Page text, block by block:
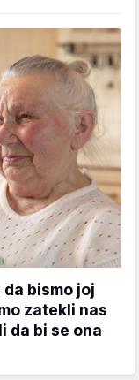
bismo joj
zatekli nas
da bi se ona